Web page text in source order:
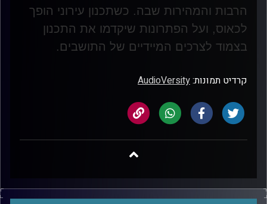
הרבות והמהירות שבה. כשתכנון עירוני הופך
לכאוס, ועל הפתרונות שיקדמו את התכנון
בצמוד לצרכים המיידיים של התושבים.
קרדיט תמונות:AudioVersity